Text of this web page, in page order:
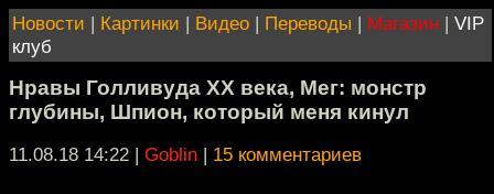
Новости | Картинки | Видео | Переводы | Магазин | VIP
клуб
Нравы Голливуда XX века, Мег: монстр
глубины, Шпион, который меня кинул
11.08.18 14:22 | Goblin | 15 комментариев